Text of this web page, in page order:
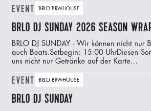
EVENT BRLO BRWHOUSE
BRLO DJ SUNDAY 2026 SEASON
BRLO DJ SUNDAY - Wir können nicht nur
auch Beats.‍Setbegin: 15:00 UhrDiesen
uns nicht nur Getränke auf der Karte...
EVENT BRLO BRWHOUSE
BRLO DJ SUNDAY